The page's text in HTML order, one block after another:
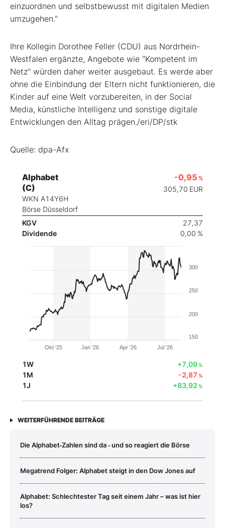
einzuordnen und selbstbewusst mit digitalen Medien
umzugehen."
Ihre Kollegin Dorothee Feller (CDU) aus Nordrhein-
Westfalen ergänzte, Angebote wie "Kompetent im
Netz" würden daher weiter ausgebaut. Es werde aber
ohne die Einbindung der Eltern nicht funktionieren, die
Kinder auf eine Welt vorzubereiten, in der Social
Media, künstliche Intelligenz und sonstige digitale
Entwicklungen den Alltag prägen./eri/DP/stk
Quelle: dpa-Afx
Alphabet
(C)
WKN A14Y6H
Börse Düsseldorf
-0,95 %
305,70 EUR
KGV
27,37
Dividende
0,00 %
Okt '25 Jan '26 Apr '26 Jul '26
150
200
250
300
1W +7,09%
1M -2,87 %
1J +83,92%
WEITERFÜHRENDE BEITRÄGE
Die Alphabet‑Zahlen sind da ‑ und so reagiert die Börse
Megatrend Folger: Alphabet steigt in den Dow Jones auf
Alphabet: Schlechtester Tag seit einem Jahr – was ist hier
los?